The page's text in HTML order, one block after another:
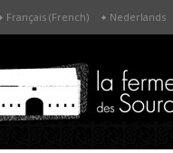
Français (French) Nederlands